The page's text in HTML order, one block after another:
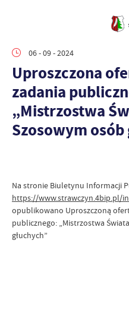
06 - 09 - 2024
Uproszczona
zadania
„Mistrzostwa
Szosowym osób
Na stronie Biuletynu Informacji
https://www.strawczyn.4bip.pl/
opublikowano Uproszczoną
publicznego: „Mistrzostwa
głuchych”